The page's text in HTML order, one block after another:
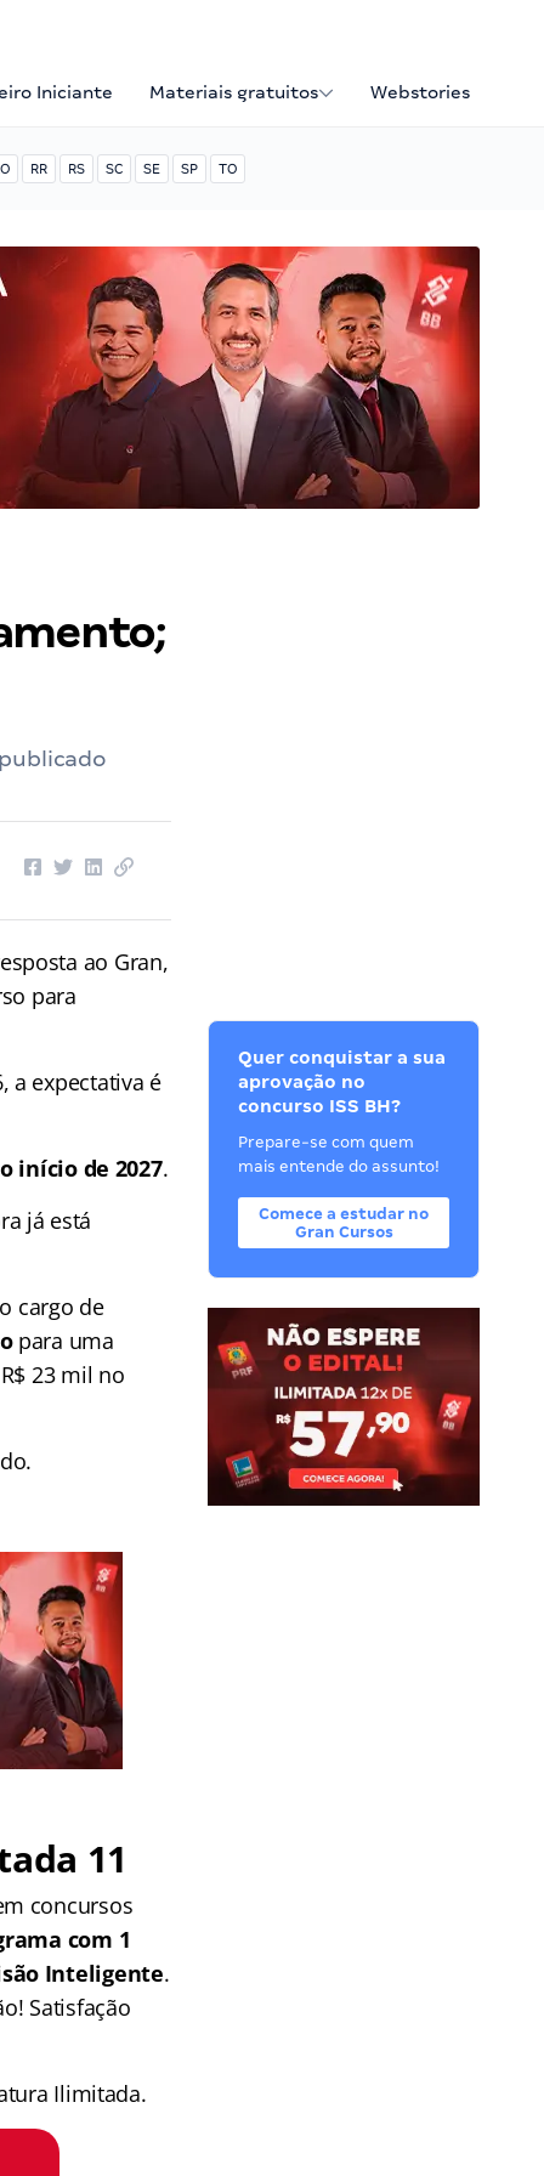
Iniciante Materiais gratuitos Webstories
RR RS SC SE SP TO
ao Gran,
para
a expectativa é
início de 2027.
já está
cargo de
para uma
23 mil no
11
concursos
com 1
Inteligente.
Satisfação
Ilimitada.
Quer conquistar a sua
aprovação no
concurso ISS BH?
Prepare-se com quem
mais entende do assunto!
Comece a estudar no
Gran Cursos